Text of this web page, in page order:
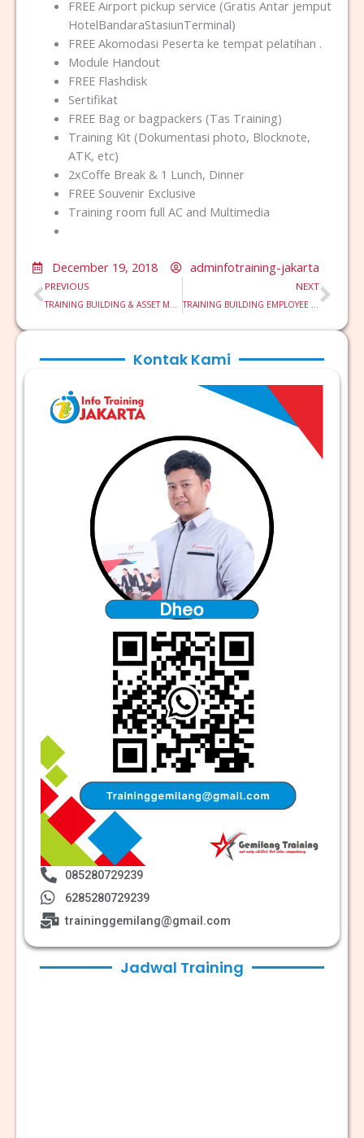
FREE Airport pickup service (Gratis Antar jemput
HotelBandaraStasiunTerminal)
FREE Akomodasi Peserta ke tempat pelatihan .
Module Handout
FREE Flashdisk
Sertifikat
FREE Bag or bagpackers (Tas Training)
Training Kit (Dokumentasi photo, Blocknote,
ATK, etc)
2xCoffe Break & 1 Lunch, Dinner
FREE Souvenir Exclusive
Training room full AC and Multimedia
December 19, 2018 adminfotraining-jakarta
Prev
PREVIOUS NEXT
Kontak Kami
085280729239
6285280729239
traininggemilang@gmail.com
Jadwal Training